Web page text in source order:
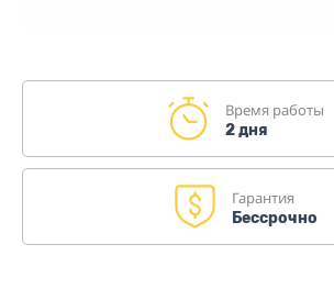
Время работы
2 дня
Гарантия
Бессрочно